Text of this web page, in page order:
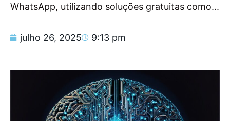
WhatsApp, utilizando soluções gratuitas como...
julho 26, 2025 9:13 pm